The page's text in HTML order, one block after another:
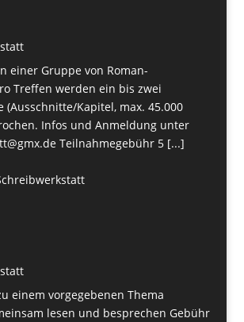
einer Gruppe von Roman-
Treffen werden ein bis zwei
(Ausschnitte/Kapitel, max. 45.000
Infos und Anmeldung unter
Teilnahmegebühr 5 [...]
einem vorgegebenen Thema
lesen und besprechen Gebühr